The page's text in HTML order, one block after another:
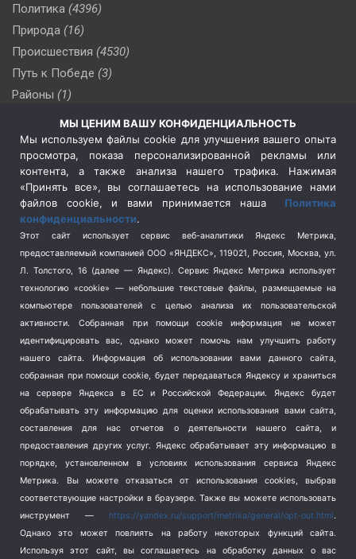
Политика (4396)
Природа (16)
Происшествия (4530)
Путь к Победе (3)
Районы (1)
(509)
Сельское хозяйство (3)
Социальная политика
(3)
Спецоперация в Украине
Спецоперация на Украине
(404)
Спорт (740)
Терроризм (1)
Транспорт (262)
Туризм (178)
Флот (76)
Школа и спорт (2)
Экология (8)
Экономика (1172)
МЫ ЦЕНИМ ВАШУ КОНФИДЕНЦИАЛЬНОСТЬ
Мы используем файлы cookie для улучшения вашего опыта
просмотра, показа персонализированной рекламы или
контента, а также анализа нашего трафика. Нажимая
«Принять все», вы соглашаетесь на использование нами
файлов cookie, и вами принимается наша Политика
конфиденциальности.
Этот сайт использует сервис веб-аналитики Яндекс Метрика,
предоставляемый компанией ООО «ЯНДЕКС», 119021, Россия, Москва, ул.
Л. Толстого, 16 (далее — Яндекс). Сервис Яндекс Метрика использует
технологию «cookie» — небольшие текстовые файлы, размещаемые на
компьютере пользователей с целью анализа их пользовательской
активности.
Собранная при помощи cookie информация не может
идентифицировать вас, однако может помочь нам улучшить работу
нашего сайта. Информация об использовании вами данного сайта,
собранная при помощи cookie, будет передаваться Яндексу и храниться
на сервере Яндекса в ЕС и Российской Федерации. Яндекс будет
обрабатывать эту информацию для оценки использования вами сайта,
составления для нас отчетов о деятельности нашего сайта, и
предоставления других услуг. Яндекс обрабатывает эту информацию в
порядке, установленном в условиях использования сервиса Яндекс
Метрика.
Вы можете отказаться от использования cookies, выбрав
соответствующие настройки в браузере. Также вы можете использовать
инструмент — https://yandex.ru/support/metrika/general/opt-out.html.
Однако это может повлиять на работу некоторых функций сайта.
Используя этот сайт, вы соглашаетесь на обработку данных о вас